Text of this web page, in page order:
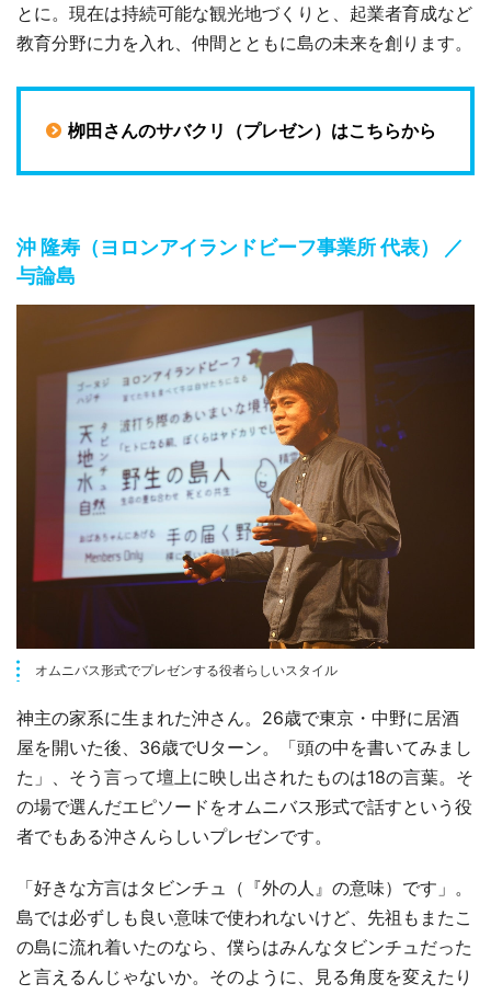
とに。現在は持続可能な観光地づくりと、起業者育成など
教育分野に力を入れ、仲間とともに島の未来を創ります。
栁田さんのサバクリ（プレゼン）はこちらから
沖 隆寿（ヨロンアイランドビーフ事業所 代表） ／
与論島
オムニバス形式でプレゼンする役者らしいスタイル
神主の家系に生まれた沖さん。26歳で東京・中野に居酒
屋を開いた後、36歳でUターン。「頭の中を書いてみまし
た」、そう言って壇上に映し出されたものは18の言葉。そ
の場で選んだエピソードをオムニバス形式で話すという役
者でもある沖さんらしいプレゼンです。
「好きな方言はタビンチュ（『外の人』の意味）です」。
島では必ずしも良い意味で使われないけど、先祖もまたこ
の島に流れ着いたのなら、僕らはみんなタビンチュだった
と言えるんじゃないか。そのように、見る角度を変えたり